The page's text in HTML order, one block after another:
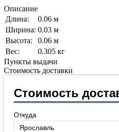
Описание
Длина:
0.06 м
Ширина: 0.03 м
Высота:
0.06 м
Вес:
0.305 кг
Пункты выдачи
Стоимость доставки
Стоимость
Откуда